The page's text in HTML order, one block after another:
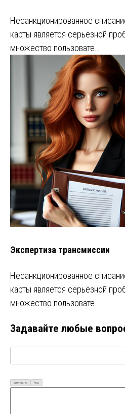
Несанкционированное
карты является серьёзной
множество пользовате…
Экспертиза трансмиссии
Несанкционированное
карты является серьёзной
множество пользовате…
Задавайте любые
Визуально Код